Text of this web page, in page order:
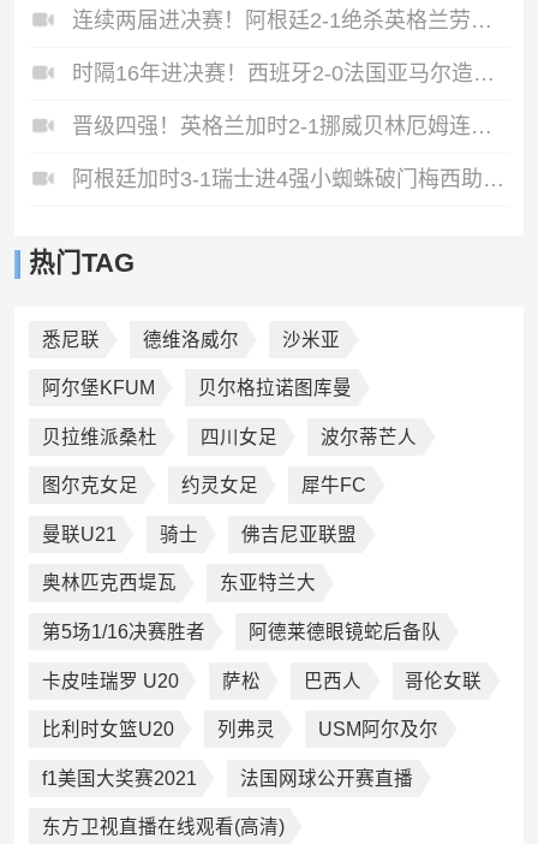
连续两届进决赛！阿根廷2-1绝杀英格兰劳塔罗恩佐破门梅西两助攻
时隔16年进决赛！西班牙2-0法国亚马尔造点奥亚萨瓦尔、波罗破门
晋级四强！英格兰加时2-1挪威贝林厄姆连场双响谢尔德鲁普破门
阿根廷加时3-1瑞士进4强小蜘蛛破门梅西助攻麦卡恩博洛假摔染红
热门TAG
悉尼联 德维洛威尔 沙米亚
阿尔堡KFUM 贝尔格拉诺图库曼
贝拉维派桑杜 四川女足 波尔蒂芒人
图尔克女足 约灵女足 犀牛FC
曼联U21 骑士 佛吉尼亚联盟
奥林匹克西堤瓦 东亚特兰大
第5场1/16决赛胜者 阿德莱德眼镜蛇后备队
卡皮哇瑞罗 U20 萨松 巴西人 哥伦女联
比利时女篮U20 列弗灵 USM阿尔及尔
f1美国大奖赛2021 法国网球公开赛直播
东方卫视直播在线观看(高清)